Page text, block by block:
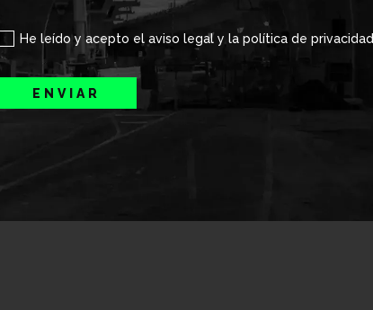
He leído y acepto el aviso legal y la política de privacidad
ENVIAR